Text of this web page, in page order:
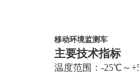
移动环境监测车
主要技术指标
温度范围：-25℃～